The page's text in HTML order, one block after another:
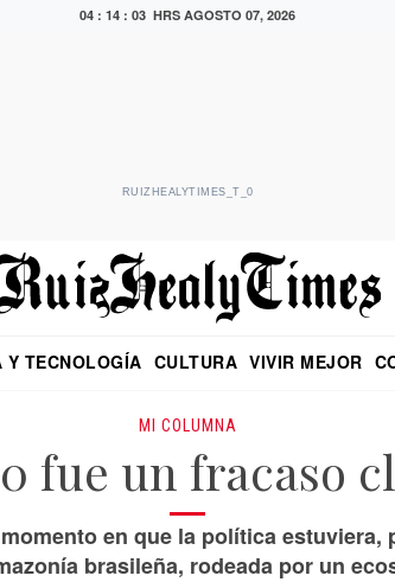
04 : 14 : 04 HRS AGOSTO 07, 2026
RUIZHEALYTIMES_T_0
Y TECNOLOGÍA CULTURA VIVIR MEJOR
MI COLUMNA
fue un fracaso
en que la política
brasileña, rodeada por un